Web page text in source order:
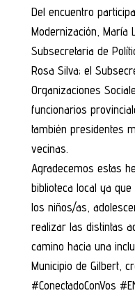
Del encuentro
Modernización, María
Subsecretaria de
Rosa Silva; el
Organizaciones
funcionarios
también presidentes
vecinas.
Agradecemos estas
biblioteca local ya
los niños/as,
realizar las distintas
camino hacia una
Municipio de Gilbert,
#ConectadoConVos